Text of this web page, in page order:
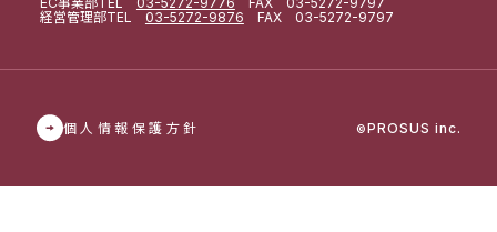
経営管理部TEL 03-5272-9876 FAX 03-5272-9797
個人情報保護方針 ©PROSUS inc.